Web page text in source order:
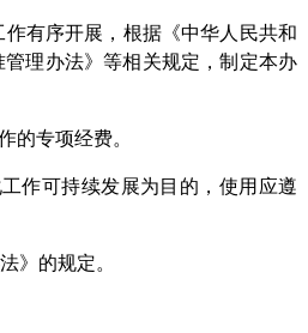
有序开展，根据《中华人民共和
理办法》等相关规定，制定本办
的专项经费。
作可持续发展为目的，使用应遵
》的规定。